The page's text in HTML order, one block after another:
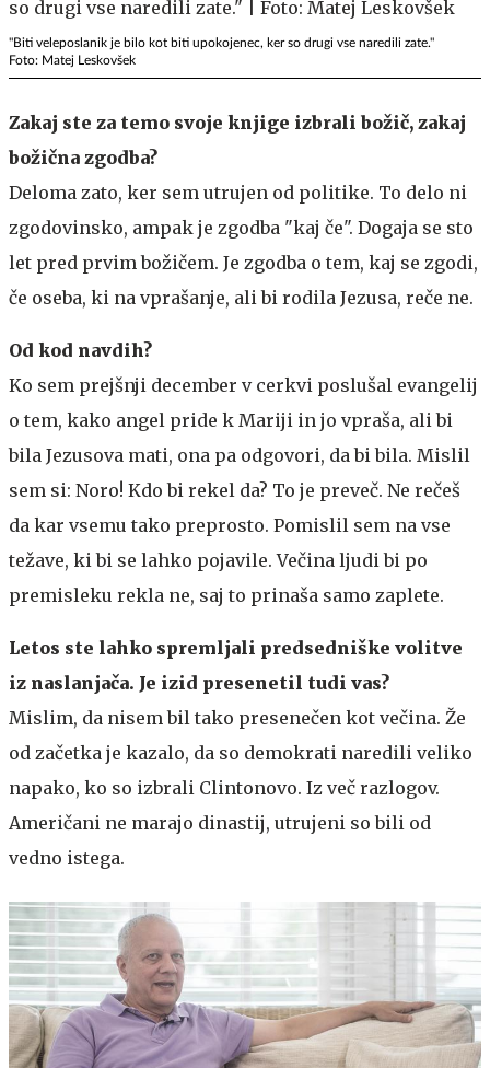
"Biti veleposlanik je bilo kot biti upokojenec, ker so drugi vse naredili zate."
Foto: Matej Leskovšek
Zakaj ste za temo svoje knjige izbrali božič, zakaj
božična zgodba?
Deloma zato, ker sem utrujen od politike. To delo ni
zgodovinsko, ampak je zgodba "kaj če". Dogaja se sto
let pred prvim božičem. Je zgodba o tem, kaj se zgodi,
če oseba, ki na vprašanje, ali bi rodila Jezusa, reče ne.
Od kod navdih?
Ko sem prejšnji december v cerkvi poslušal evangelij
o tem, kako angel pride k Mariji in jo vpraša, ali bi
bila Jezusova mati, ona pa odgovori, da bi bila. Mislil
sem si: Noro! Kdo bi rekel da? To je preveč. Ne rečeš
da kar vsemu tako preprosto. Pomislil sem na vse
težave, ki bi se lahko pojavile. Večina ljudi bi po
premisleku rekla ne, saj to prinaša samo zaplete.
Letos ste lahko spremljali predsedniške volitve
iz naslanjača. Je izid presenetil tudi vas?
Mislim, da nisem bil tako presenečen kot večina. Že
od začetka je kazalo, da so demokrati naredili veliko
napako, ko so izbrali Clintonovo. Iz več razlogov.
Američani ne marajo dinastij, utrujeni so bili od
vedno istega.